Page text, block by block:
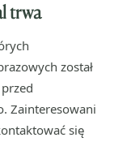
trwa
został
Zainteresowani
się